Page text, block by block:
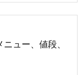
ュー、値段、